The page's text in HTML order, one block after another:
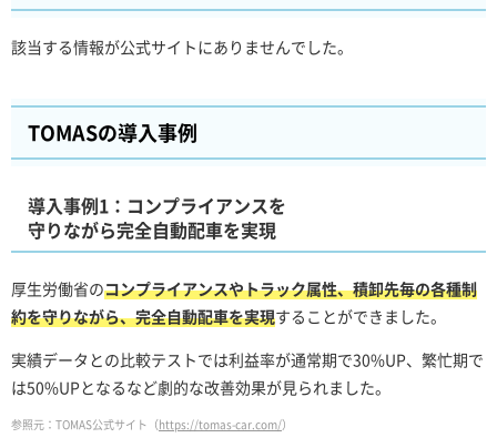
該当する情報が公式サイトにありませんでした。
TOMASの導入事例
導入事例1：コンプライアンスを
守りながら完全自動配車を実現
厚生労働省のコンプライアンスやトラック属性、積卸先毎の各種制
約を守りながら、完全自動配車を実現することができました。
実績データとの比較テストでは利益率が通常期で30%UP、繁忙期で
は50%UPとなるなど劇的な改善効果が見られました。
参照元：TOMAS公式サイト（https://tomas-car.com/）